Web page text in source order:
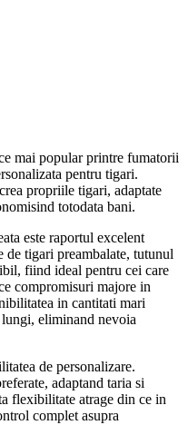
mai popular printre fumatorii
pentru tigari.
propriile tigari, adaptate
totodata bani.
este raportul excelent
de tigari preambalate, tutunul
fiind ideal pentru cei care
compromisuri majore in
in cantitati mari
eliminand nevoia
de personalizare.
adaptand taria si
flexibilitate atrage din ce in
complet asupra